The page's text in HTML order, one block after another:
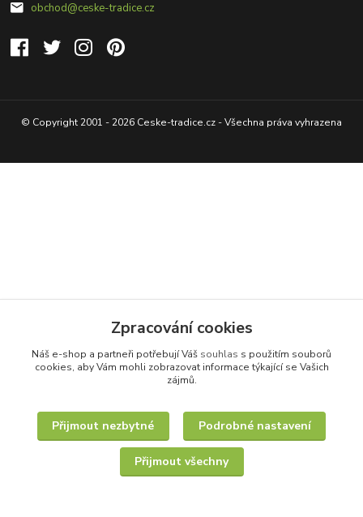
obchod@ceske-tradice.cz
© Copyright 2001 - 2026 Ceske-tradice.cz - Všechna práva vyhrazena
Zpracování cookies
Náš e-shop a partneři potřebují Váš souhlas s použitím souborů
cookies, aby Vám mohli zobrazovat informace týkající se Vašich
zájmů.
Přijmout nezbytné Podrobné nastavení
Přijmout všechny